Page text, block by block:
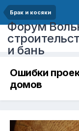
Брак и косяки
Форум
и бань
Ошибки
домов